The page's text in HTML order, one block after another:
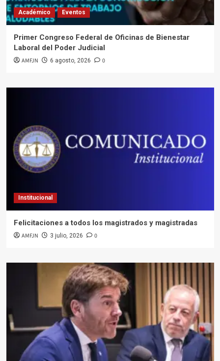
Académico Eventos
Primer Congreso Federal de Oficinas de Bienestar
Laboral del Poder Judicial
AMFJN 6 agosto, 2026 0
Institucional
Felicitaciones a todos los magistrados y magistradas
AMFJN 3 julio, 2026 0